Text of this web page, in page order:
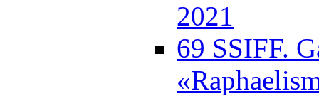
2021
69 SSIFF.